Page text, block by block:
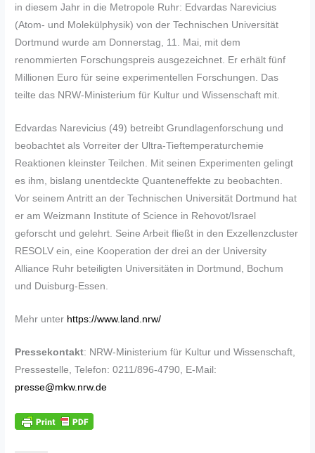
in diesem Jahr in die Metropole Ruhr: Edvardas Narevicius
(Atom- und Molekülphysik) von der Technischen Universität
Dortmund wurde am Donnerstag, 11. Mai, mit dem
renommierten Forschungspreis ausgezeichnet. Er erhält fünf
Millionen Euro für seine experimentellen Forschungen. Das
teilte das NRW-Ministerium für Kultur und Wissenschaft mit.
Edvardas Narevicius (49) betreibt Grundlagenforschung und
beobachtet als Vorreiter der Ultra-Tieftemperaturchemie
Reaktionen kleinster Teilchen. Mit seinen Experimenten gelingt
es ihm, bislang unentdeckte Quanteneffekte zu beobachten.
Vor seinem Antritt an der Technischen Universität Dortmund hat
er am Weizmann Institute of Science in Rehovot/Israel
geforscht und gelehrt. Seine Arbeit fließt in den Exzellenzcluster
RESOLV ein, eine Kooperation der drei an der University
Alliance Ruhr beteiligten Universitäten in Dortmund, Bochum
und Duisburg-Essen.
Mehr unter https://www.land.nrw/
Pressekontakt: NRW-Ministerium für Kultur und Wissenschaft,
Pressestelle, Telefon: 0211/896-4790, E-Mail:
presse@mkw.nrw.de